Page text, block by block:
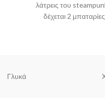
λάτρεις του
δέχεται 2
Γλυκά